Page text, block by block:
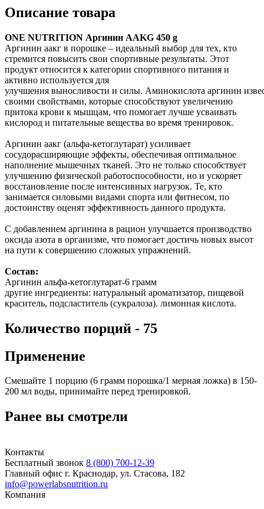
Описание товара
ONE NUTRITION Аргинин AAKG 450 g
Аргинин аакг в порошке – идеальный выбор для тех, кто
стремится повысить свои спортивные результаты. Этот
продукт относится к категории спортивного питания и
активно используется для
улучшения выносливости и силы. Аминокислота аргинин
своими свойствами, которые способствуют увеличению
притока крови к мышцам, что помогает лучше усваивать
кислород и питательные вещества во время тренировок.
Аргинин аакг (альфа-кетоглутарат) усиливает
сосудорасширяющие эффекты, обеспечивая оптимальное
наполнение мышечных тканей. Это не только способствует
улучшению физической работоспособности, но и ускоряет
восстановление после интенсивных нагрузок. Те, кто
занимается силовыми видами спорта или фитнесом, по
достоинству оценят эффективность данного продукта.
С добавлением аргинина в рацион улучшается производство
оксида азота в организме, что помогает достичь новых высот
на пути к совершению сложных упражнений.
Состав:
Аргинин альфа-кетоглутарат-6 грамм
другие ингредиенты: натуральный ароматизатор, пищевой
краситель, подсластитель (сукралоза). лимонная кислота.
Количество порций - 75
Применение
Смешайте 1 порцию (6 грамм порошка/1 мерная ложка) в 150-
200 мл воды, принимайте перед тренировкой.
Ранее вы смотрели
Контакты
Бесплатный звонок 8 (800) 700-12-39
Главный офис г. Краснодар, ул. Стасова, 182
info@powerlabsnutrition.ru
Компания